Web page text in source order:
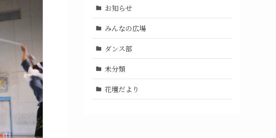
お知らせ
みんなの広場
ダンス部
未分類
花壇だより